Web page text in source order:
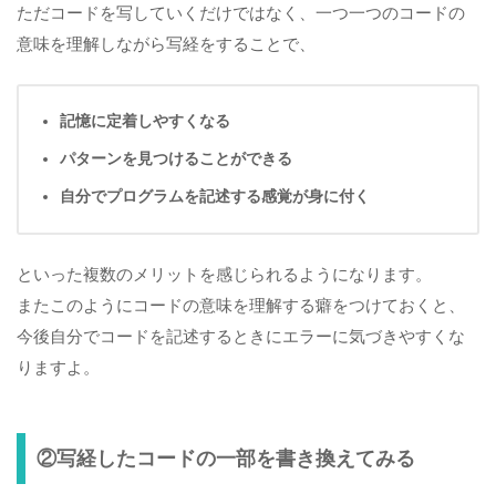
ただコードを写していくだけではなく、一つ一つのコードの
意味を理解しながら写経をすることで、
記憶に定着しやすくなる
パターンを見つけることができる
自分でプログラムを記述する感覚が身に付く
といった複数のメリットを感じられるようになります。
またこのようにコードの意味を理解する癖をつけておくと、
今後自分でコードを記述するときにエラーに気づきやすくな
りますよ。
②写経したコードの一部を書き換えてみる